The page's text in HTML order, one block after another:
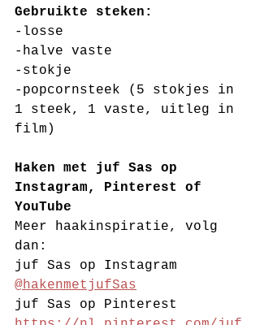
Gebruikte steken:
-losse
-halve vaste
-stokje
-popcornsteek (5 stokjes in
1 steek, 1 vaste, uitleg in
film)
Haken met juf Sas op
Instagram, Pinterest of
YouTube
Meer haakinspiratie, volg
dan:
juf Sas op Instagram
@hakenmetjufSas
juf Sas op Pinterest